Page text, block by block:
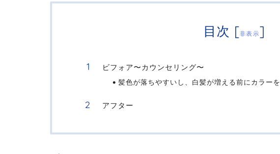
目次 [非表示]
ビフォア〜カウンセリング〜
髪色が落ちやすいし、白髪が増える前にカラー
アフター